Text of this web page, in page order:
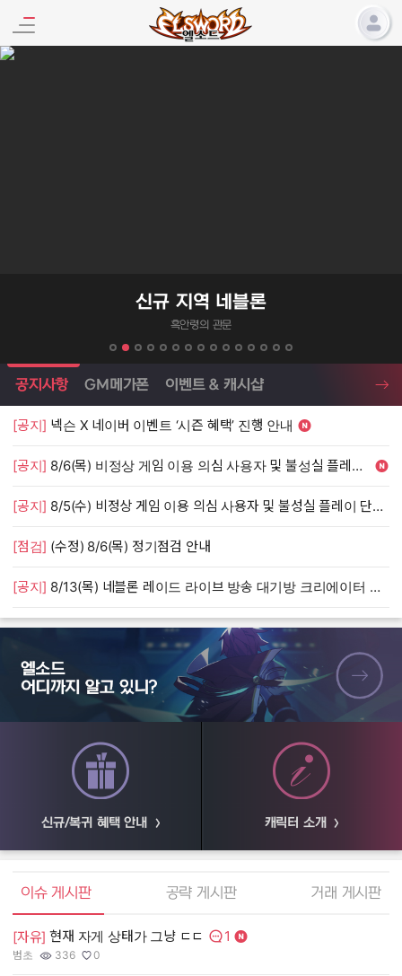
엘소드 프로모션
신규 지역 네블론
흑안령의 관문
엘소드 소식
공지사항 GM메가폰 이벤트 & 캐시샵
[공지] 넥슨 X 네이버 이벤트 ‘시즌 혜택’ 진행 안내
[공지] 8/6(목) 비정상 게임 이용 의심 사용자 및 불성실 플레이 단속 안내
[공지] 8/5(수) 비정상 게임 이용 의심 사용자 및 불성실 플레이 단속 안내
[점검] (수정) 8/6(목) 정기점검 안내
[공지] 8/13(목) 네블론 레이드 라이브 방송 대기방 크리에이터 모집 안내
엘소드 어디까지 알고 있니?
신규/복귀 혜택 안내 캐릭터 소개
엘소드 커뮤니티
이슈 게시판 공략 게시판 거래 게시판
[자유] 현재 자게 상태가 그냥 ㄷㄷ 댓글수:
1
작성자:
범초
조회수:
336
추천수:
0